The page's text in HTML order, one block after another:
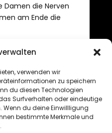
verwenden wir
zu speichern
du diesen Technologien
Surfverhalten oder eindeutige
Wenn du deine Einwillligung
bestimmte Merkmale und
Damen die Nerven
am Ende die
am WE
ungeschlagen→